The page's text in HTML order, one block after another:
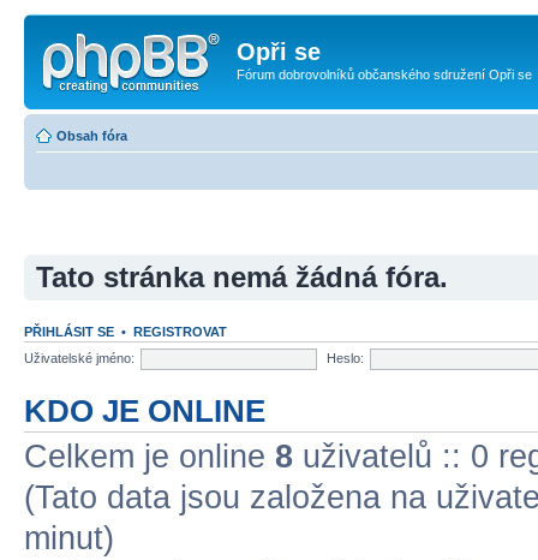
Opři se
Fórum dobrovolníků občanského sdružení Opři se
Obsah fóra
Tato stránka nemá žádná fóra.
PŘIHLÁSIT SE • REGISTROVAT
Uživatelské jméno:
Heslo:
KDO JE ONLINE
Celkem je online 8 uživatelů :: 0
(Tato data jsou založena na
minut)